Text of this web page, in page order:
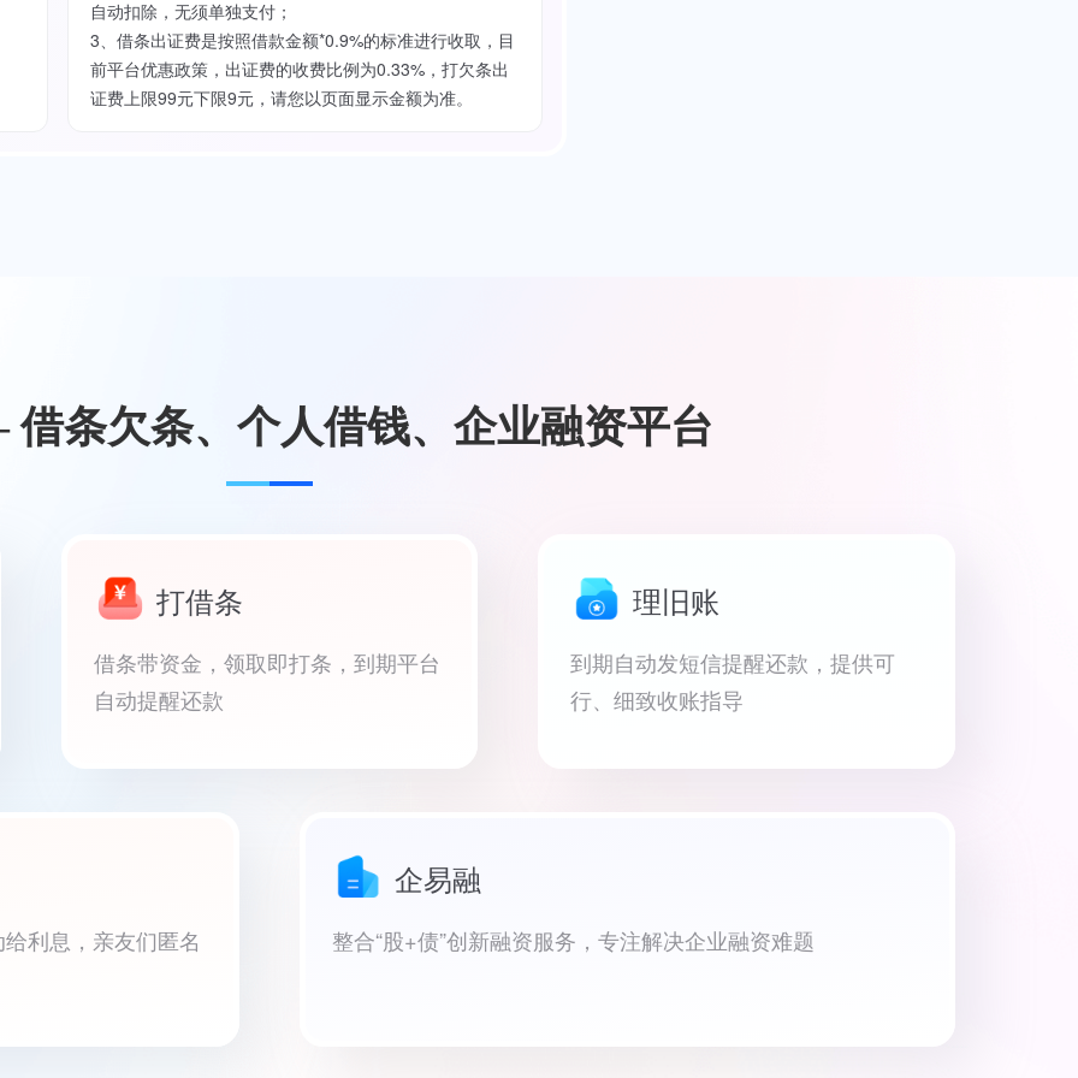
自动扣除，无须单独支付；
3、借条出证费是按照借款金额*0.9%的标准进行收取，目
前平台优惠政策，出证费的收费比例为0.33%，打欠条出
证费上限99元下限9元，请您以页面显示金额为准。
条欠条、个人借钱、企业融资平台
打借条
借条带资金，领取即打条，到期平台
自动提醒还款
理旧账
到期自动发短信提醒还款，提供可
行、细致收账指导
利息，亲友们匿名
企易融
整合“股+债”创新融资服务，专注解决企业融资难题